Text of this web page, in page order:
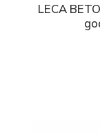
LECA